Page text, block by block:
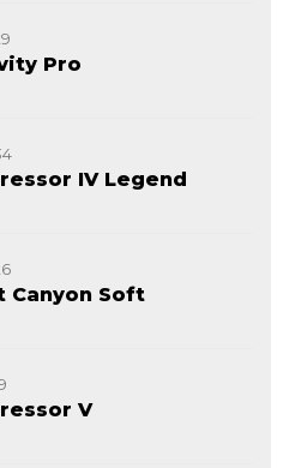
Pro
IV Legend
Canyon Soft
V